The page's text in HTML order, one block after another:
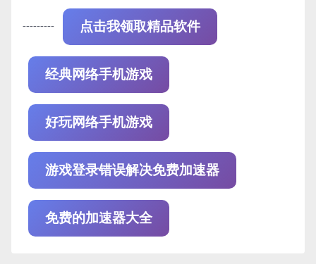
--------- 点击我领取精品软件
经典网络手机游戏
好玩网络手机游戏
游戏登录错误解决免费加速器
免费的加速器大全